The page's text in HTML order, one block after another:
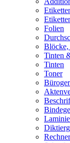
Folien
Blöcke,
Tinten
Tinten
Toner
Rechner